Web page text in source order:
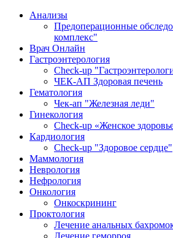
Анализы
Предоперационные
комплекс"
Врач Онлайн
Гастроэнтерология
Check-up
ЧЕК-АП Здоровая печень
Гематология
Чек-ап "Железная леди"
Гинекология
Check-up «Женское
Кардиология
Check-up "Здоровое сердце"
Маммология
Неврология
Нефрология
Онкология
Онкоскрининг
Проктология
Лечение анальных
Лечение геморроя